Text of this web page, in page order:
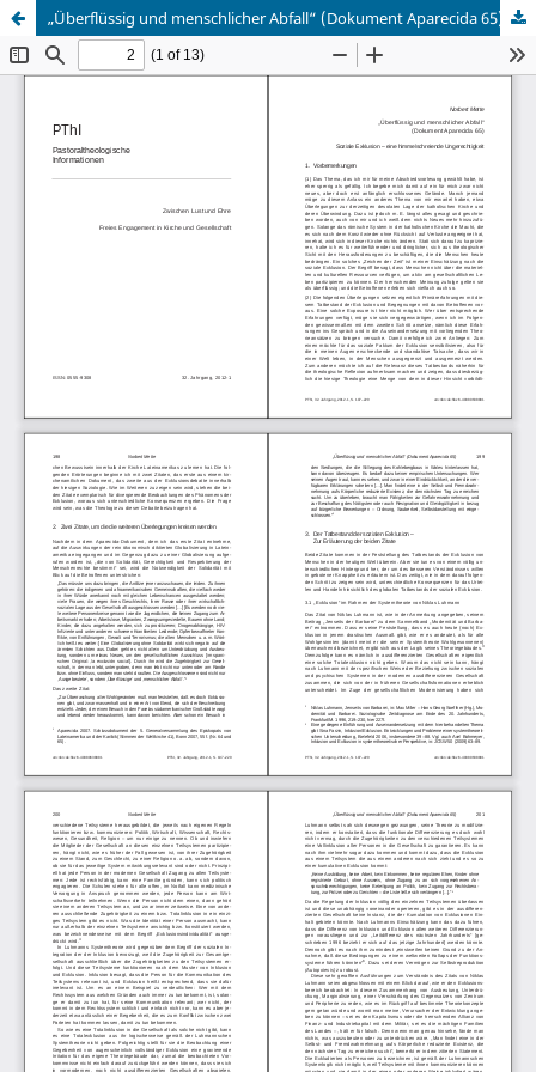
„Überflüssig und menschlicher Abfall“ (Dokument Aparecida 65). Soziale Exklusion – eine himmelschreiende Ungerechtigkeit